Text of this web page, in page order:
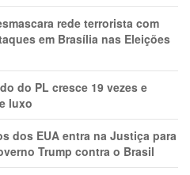
rede terrorista com
em Brasília nas Eleições
do PL cresce 19 vezes e
luxo
dos EUA entra na Justiça para
Trump contra o Brasil